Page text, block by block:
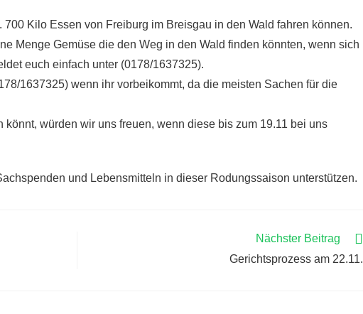
Kilo Essen von Freiburg im Breisgau in den Wald fahren können.
Menge Gemüse die den Weg in den Wald finden könnten, wenn sich
euch einfach unter (0178/1637325).
1637325) wenn ihr vorbeikommt, da die meisten Sachen für die
könnt, würden wir uns freuen, wenn diese bis zum 19.11 bei uns
und Lebensmitteln in dieser Rodungssaison unterstützen.
Nächster Beitrag
Gerichtsprozess am 22.11.